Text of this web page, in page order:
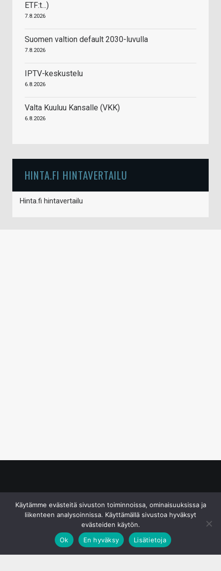
ETF:t...)
7.8.2026
Suomen valtion default 2030-luvulla
7.8.2026
IPTV-keskustelu
6.8.2026
Valta Kuuluu Kansalle (VKK)
6.8.2026
HINTA.FI HINTAVERTAILU
Hinta.fi hintavertailu
Käytämme evästeitä sivuston toiminnoissa, ominaisuuksissa ja
liikenteen analysoinnissa. Käyttämällä sivustoa hyväksyt
evästeiden käytön.
Ok
En hyväksy Lisätietoja